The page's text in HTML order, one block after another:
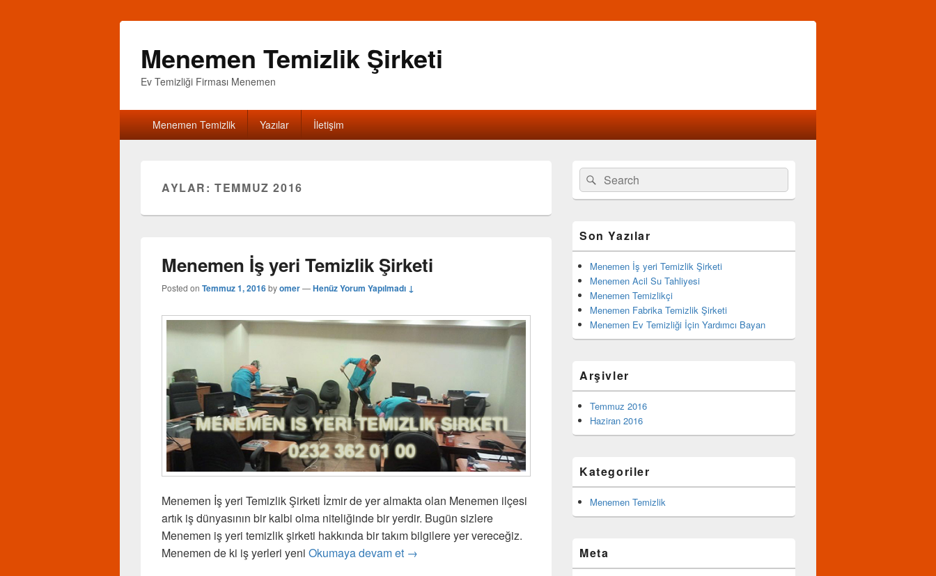
Menemen Temizlik Şirketi
Ev Temizliği Firması Menemen
Birincil
menü Menemen Temizlik Yazılar İletişim
AYLAR: TEMMUZ 2016
Menemen İş yeri Temizlik Şirketi
Posted on Temmuz 1, 2016byomer—Henüz Yorum Yapılmadı ↓
Menemen İş yeri Temizlik Şirketi İzmir de yer almakta olan Menemen ilçesi
artık iş dünyasının bir kalbi olma niteliğinde bir yerdir. Bugün sizlere
Menemen iş yeri temizlik şirketi hakkında bir takım bilgilere yer vereceğiz.
Menemen de ki iş yerleri yeni Okumaya devam et Menemen İş yeri Temizlik Şirketi
→
Birincil
yan
bar
eklenti
Search
for:
Ara
Son Yazılar
Menemen İş yeri Temizlik Şirketi
Menemen Acil Su Tahliyesi
Menemen Temizlikçi
Menemen Fabrika Temizlik Şirketi
Menemen Ev Temizliği İçin Yardımcı Bayan
Arşivler
Temmuz 2016
Haziran 2016
Kategoriler
Menemen Temizlik
Meta